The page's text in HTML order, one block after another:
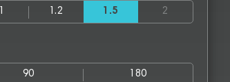
1 1.2 1.5 2
90 180